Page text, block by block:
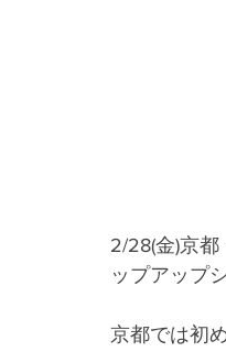
2/28(金)京
ップアップ
京都では初